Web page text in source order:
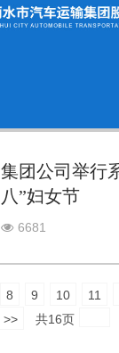
集团公司举行
八”妇女节
6681
8 9 10 11
>>
共16页